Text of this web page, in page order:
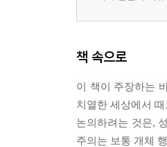
책 속으로
이 책이 주장하는
치열한 세상에서
논의하려는 것은,
주의는 보통 개체